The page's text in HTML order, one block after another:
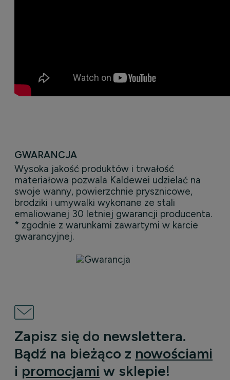
GWARANCJA
Wysoka jakość produktów i trwałość
materiałowa pozwala Kaldewei udzielać na
swoje wanny, powierzchnie prysznicowe,
brodziki i umywalki wykonane ze stali
emaliowanej 30 letniej gwarancji producenta.
* zgodnie z warunkami zawartymi w karcie
gwarancyjnej.
Zapisz się do newslettera.
Bądź na bieżąco z nowościami
i promocjami w sklepie!